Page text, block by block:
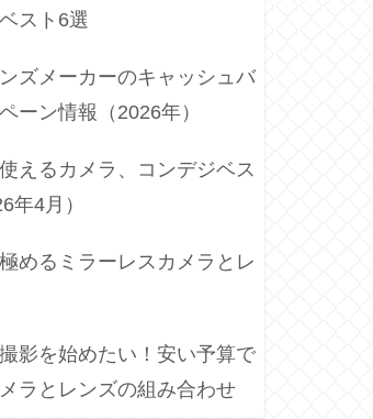
スト6選
ズメーカーのキャッシュバ
ーン情報（2026年）
えるカメラ、コンデジベス
年4月）
めるミラーレスカメラとレ
影を始めたい！安い予算で
ラとレンズの組み合わせ